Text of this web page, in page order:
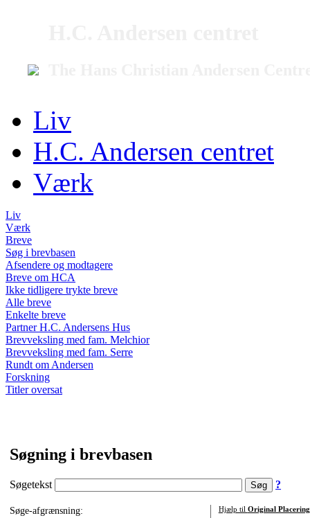
Liv
H.C. Andersen centret
Værk
Liv
Værk
Breve
Søg i brevbasen
Afsendere og modtagere
Breve om HCA
Ikke tidligere trykte breve
Alle breve
Enkelte breve
Partner H.C. Andersens Hus
Brevveksling med fam. Melchior
Brevveksling med fam. Serre
Rundt om Andersen
Forskning
Titler oversat
Søgning i brevbasen
Søgetekst ?
Søge-afgrænsning:
Hjælp til Original Placering